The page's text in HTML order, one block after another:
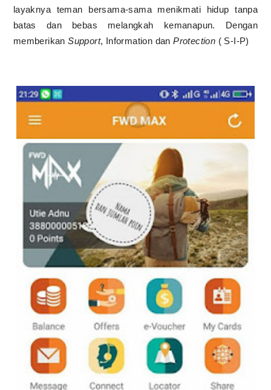
layaknya teman bersama-sama menikmati hidup tanpa
batas dan bebas melangkah kemanapun. Dengan
memberikanSupport, Information danProtection ( S-I-P)